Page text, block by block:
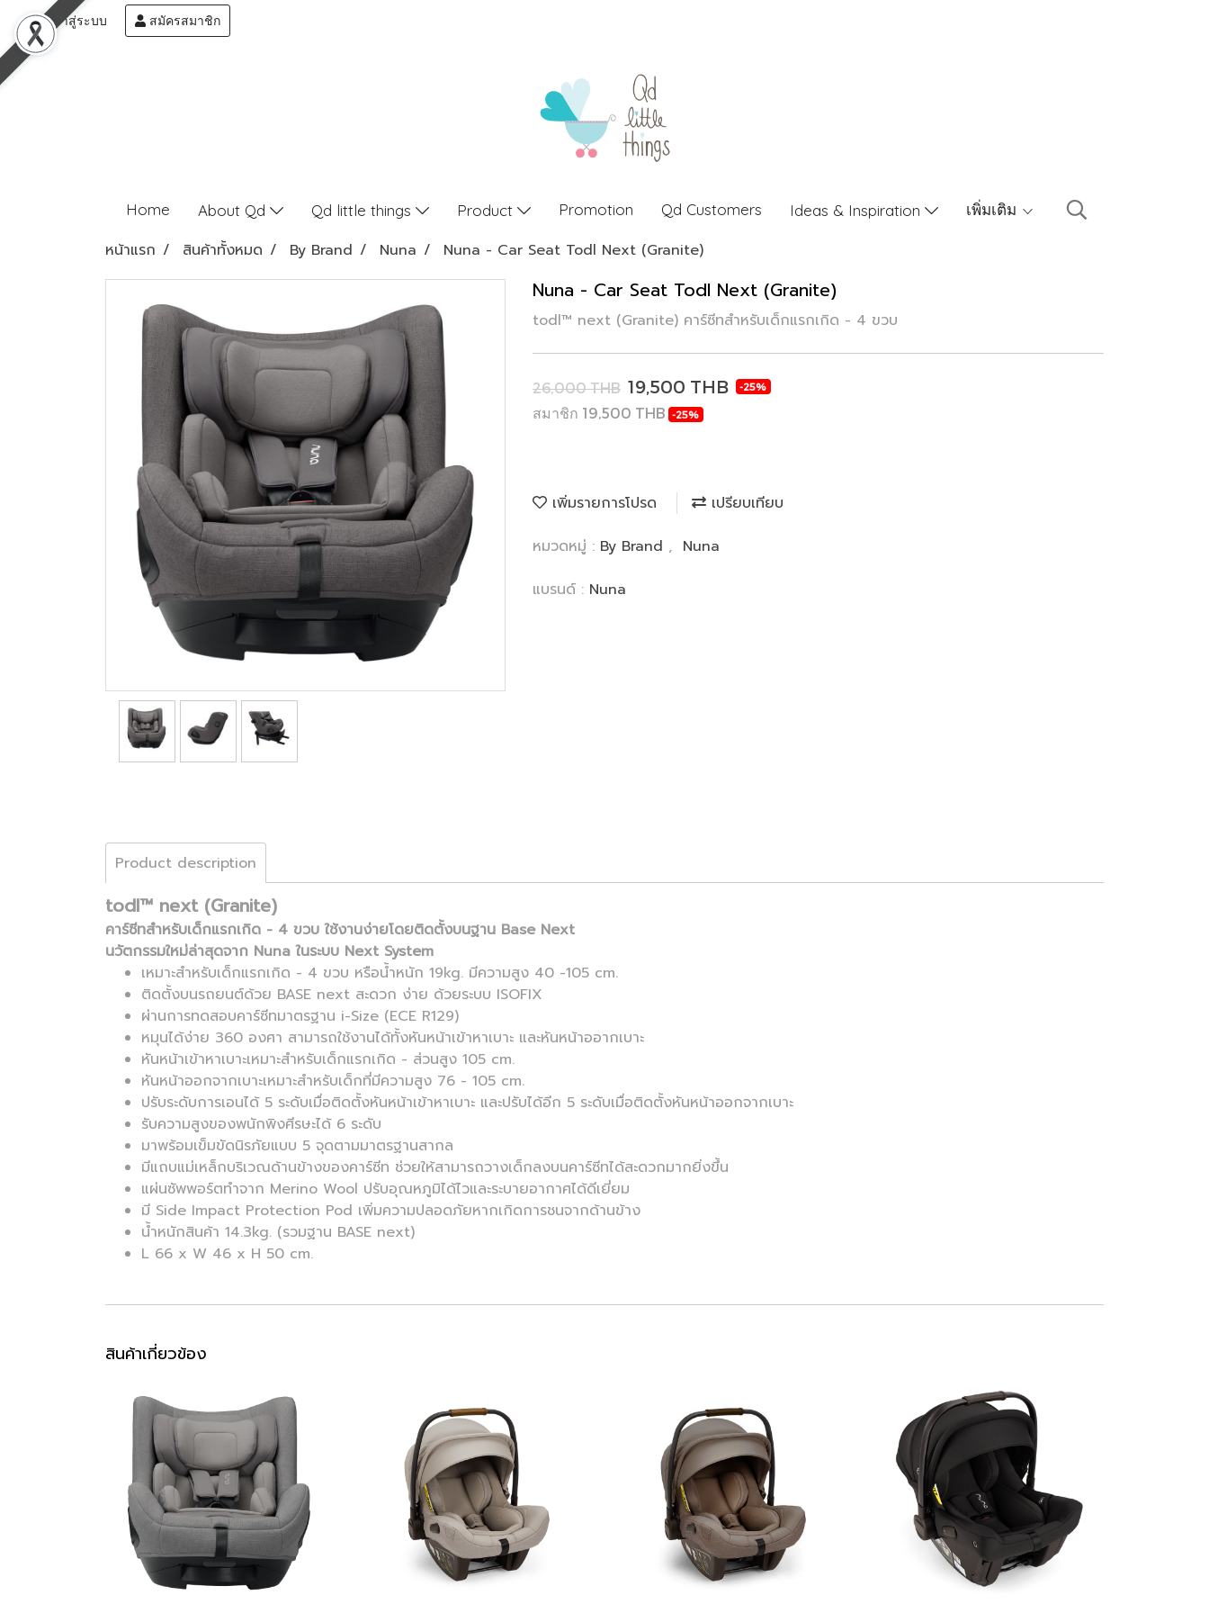
เข้าสู่ระบบ สมัครสมาชิก
Home About Qd Qd little things Product Promotion Qd Customers Ideas & Inspiration เพิ่มเติม
หน้าแรก สินค้าทั้งหมด By Brand Nuna Nuna - Car Seat Todl Next (Granite)
Nuna - Car Seat Todl Next (Granite)
todl™ next (Granite) คาร์ซีทสำหรับเด็กแรกเกิด - 4 ขวบ
26,000 THB 19,500 THB -25%
สมาชิก 19,500 THB -25%
เพิ่มรายการโปรด
เปรียบเทียบ
หมวดหมู่ : By Brand , Nuna
แบรนด์ : Nuna
Product description
todl™ next (Granite)
คาร์ซีทสำหรับเด็กแรกเกิด - 4 ขวบ ใช้งานง่ายโดยติดตั้งบนฐาน Base Next
นวัตกรรมใหม่ล่าสุดจาก Nuna ในระบบ Next System
เหมาะสำหรับเด็กแรกเกิด - 4 ขวบ หรือน้ำหนัก 19kg. มีความสูง 40 -105 cm.
ติดตั้งบนรถยนต์ด้วย BASE next สะดวก ง่าย ด้วยระบบ ISOFIX
ผ่านการทดสอบคาร์ซีทมาตรฐาน i-Size (ECE R129)
หมุนได้ง่าย 360 องศา สามารถใช้งานได้ทั้งหันหน้าเข้าหาเบาะ และหันหน้าออากเบาะ
หันหน้าเข้าหาเบาะเหมาะสำหรับเด็กแรกเกิด - ส่วนสูง 105 cm.
หันหน้าออกจากเบาะเหมาะสำหรับเด็กที่มีความสูง 76 - 105 cm.
ปรับระดับการเอนได้ 5 ระดับเมื่อติดตั้งหันหน้าเข้าหาเบาะ และปรับได้อีก 5 ระดับเมื่อติดตั้งหันหน้าออกจากเบาะ
รับความสูงของพนักพิงศีรษะได้ 6 ระดับ
มาพร้อมเข็มขัดนิรภัยแบบ 5 จุดตามมาตรฐานสากล
มีแถบแม่เหล็กบริเวณด้านข้างของคาร์ซีท ช่วยให้สามารถวางเด็กลงบนคาร์ซีทได้สะดวกมากยิ่งขึ้น
แผ่นซัพพอร์ตทำจาก Merino Wool ปรับอุณหภูมิได้ไวและระบายอากาศได้ดีเยี่ยม
มี Side Impact Protection Pod เพิ่มความปลอดภัยหากเกิดการชนจากด้านข้าง
น้ำหนักสินค้า 14.3kg. (รวมฐาน BASE next)
L 66 x W 46 x H 50 cm.
สินค้าเกี่ยวข้อง